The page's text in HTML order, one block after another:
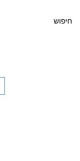
חיפוש